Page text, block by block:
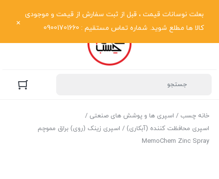
بعلت نوسانات قیمت ، قبل از ثبت سفارش از قیمت و موجودی
کالا ها مطلع شوید. شماره تماس مستقیم : 09001701660
خانه چسب / اسپری ها و پوشش های صنعتی /
اسپری محافظت کننده (آبکاری) / اسپری زینک (روی) براق مموچم
MemoChem Zinc Spray